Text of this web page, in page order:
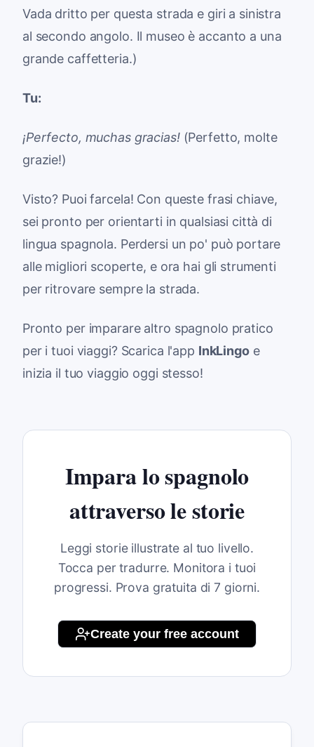
Vada dritto per questa strada e giri a sinistra
al secondo angolo. Il museo è accanto a una
grande caffetteria.)
Tu:
¡Perfecto, muchas gracias!(Perfetto, molte
grazie!)
Visto? Puoi farcela! Con queste frasi chiave,
sei pronto per orientarti in qualsiasi città di
lingua spagnola. Perdersi un po' può portare
alle migliori scoperte, e ora hai gli strumenti
per ritrovare sempre la strada.
Pronto per imparare altro spagnolo pratico
per i tuoi viaggi? Scarica l'app InkLingoe
inizia il tuo viaggio oggi stesso!
Impara lo spagnolo
attraverso le storie
Leggi storie illustrate al tuo livello.
Tocca per tradurre. Monitora i tuoi
progressi. Prova gratuita di 7 giorni.
Create your free account